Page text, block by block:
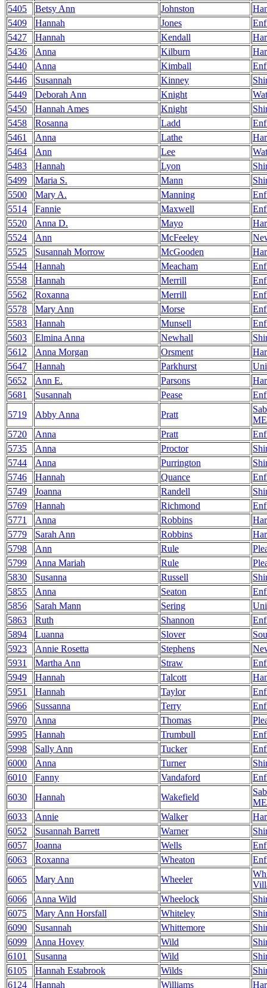
5405
Betsy Ann Johnston
5409
Hannah Jones
5427
Hannah Kendall
5436
Anna Kilburn
5440
Anna Kimball
5446
Susannah Kinney
5449
Deborah Ann Knight
5450
Hannah Ames Knight
5458
Rosanna Ladd
5461
Anna Lathe
5464
Ann Lee
5483
Hannah Lyon
5499
Maria S. Mann
5500
Mary A. Manning
5514
Fannie Maxwell
5520
Anna D. Mayo
5524
Ann McFeeley
5525
Susannah Morrow McGooden
5544
Hannah Meacham
5558
Hannah Merrill
5562
Roxanna Merrill
5578
Mary Ann Morse
5583
Hannah Munsell
5603
Elmina Anna Newhall
5612
Anna Morgan Orsment
5647
Hannah Parkhurst
5652
Ann E. Parsons
5681
Susannah Pease
5719
Abby Anna Pratt
ME
5720
Anna Pratt
5735
Anna Proctor
5744
Anna Purrington
5746
Hannah Quance
5749
Joanna Randell
5769
Hannah Richmond
5771
Anna Robbins
5779
Sarah Ann Robbins
5798
Ann Rule
5799
Anna Mariah Rule
5830
Susanna Russell
5855
Anna Seaton
5856
Sarah Mann Sering
5863
Ruth Shannon
5894
Luanna Slover
5923
Annie Rosetta Stephens
5931
Martha Ann Straw
5949
Hannah Talcott
5951
Hannah Taylor
5966
Sussanna Terry
5970
Anna Thomas
5995
Hannah Trumbull
5998
Sally Ann Tucker
6000
Anna Turner
6010
Fanny Vandaford
6030
Hannah Wakefield
ME
6033
Annie Walker
6052
Susannah Barrett Warner
6057
Joanna Wells
6063
Roxanna Wheaton
6065
Mary Ann Wheeler
6066
Anna Wild Wheelock
6075
Mary Ann Horsfall Whiteley
6090
Susannah Whittemore
6099
Anna Hovey Wild
6101
Susanna Wild
6105
Hannah Estabrook Wilds
6124
Hannah Williams